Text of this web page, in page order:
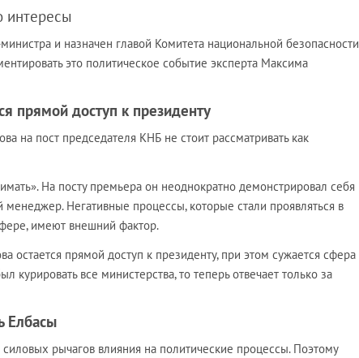
интересы
и назначен главой Комитета национальной безопасности
это политическое событие эксперта Максима
прямой доступ к президенту
на пост председателя КНБ не стоит рассматривать как
На посту премьера он неоднократно демонстрировал себя
менеджер. Негативные процессы, которые стали проявляться в
имеют внешний фактор.
остается прямой доступ к президенту, при этом сужается сфера
курировать все министерства, то теперь отвечает только за
Елбасы
рычагов влияния на политические процессы. Поэтому